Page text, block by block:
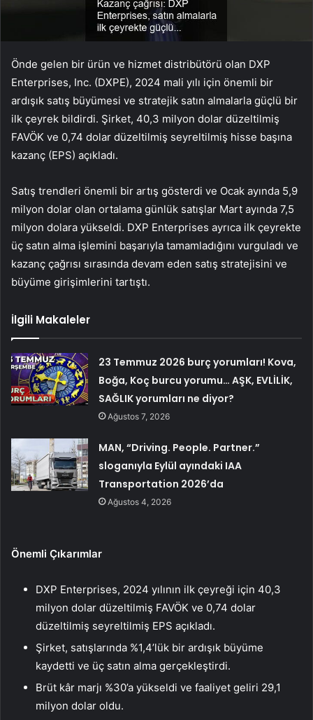
Önde gelen bir ürün ve hizmet distribütörü olan DXP
Enterprises, Inc. (DXPE), 2024 mali yılı için önemli bir
ardışık satış büyümesi ve stratejik satın almalarla güçlü bir
ilk çeyrek bildirdi. Şirket, 40,3 milyon dolar düzeltilmiş
FAVÖK ve 0,74 dolar düzeltilmiş seyreltilmiş hisse başına
kazanç (EPS) açıkladı.
Satış trendleri önemli bir artış gösterdi ve Ocak ayında 5,9
milyon dolar olan ortalama günlük satışlar Mart ayında 7,5
milyon dolara yükseldi. DXP Enterprises ayrıca ilk çeyrekte
üç satın alma işlemini başarıyla tamamladığını vurguladı ve
kazanç çağrısı sırasında devam eden satış stratejisini ve
büyüme girişimlerini tartıştı.
İlgili Makaleler
23 Temmuz 2026 burç yorumları! Kova,
Boğa, Koç burcu yorumu… AŞK, EVLİLİK,
SAĞLIK yorumları ne diyor?
Ağustos 7, 2026
MAN, “Driving. People. Partner.”
sloganıyla Eylül ayındaki IAA
Transportation 2026’da
Ağustos 4, 2026
Önemli Çıkarımlar
DXP Enterprises, 2024 yılının ilk çeyreği için 40,3
milyon dolar düzeltilmiş FAVÖK ve 0,74 dolar
düzeltilmiş seyreltilmiş EPS açıkladı.
Şirket, satışlarında %1,4’lük bir ardışık büyüme
kaydetti ve üç satın alma gerçekleştirdi.
Brüt kâr marjı %30’a yükseldi ve faaliyet geliri 29,1
milyon dolar oldu.